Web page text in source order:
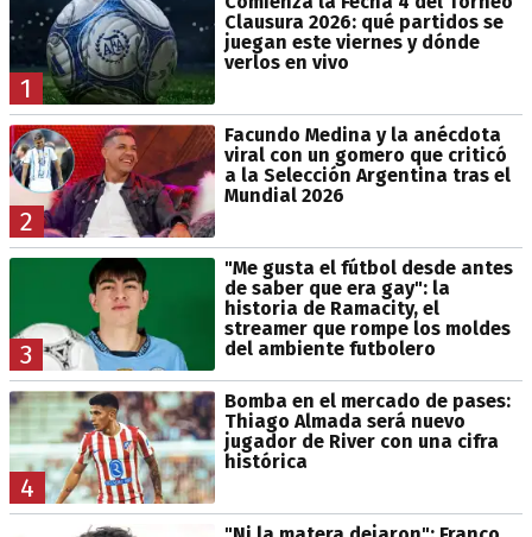
1
Clausura 2026: qué partidos se
juegan este viernes y dónde
verlos en vivo
2
Facundo Medina y la anécdota
viral con un gomero que criticó
a la Selección Argentina tras el
Mundial 2026
3
"Me gusta el fútbol desde antes
de saber que era gay": la
historia de Ramacity, el
streamer que rompe los moldes
del ambiente futbolero
4
Bomba en el mercado de pases:
Thiago Almada será nuevo
jugador de River con una cifra
histórica